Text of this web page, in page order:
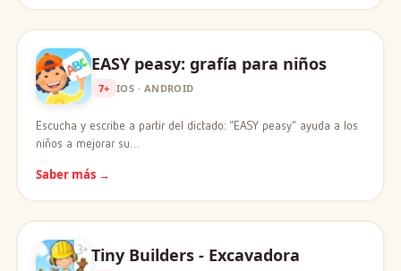
EASY peasy: grafía para niños
7+ IOS · ANDROID
Escucha y escribe a partir del dictado: "EASY peasy" ayuda a los
niños a mejorar su…
Saber más →
Tiny Builders - Excavadora